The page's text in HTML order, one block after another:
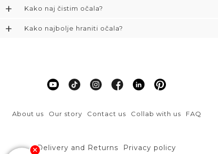
+ Kako naj čistim očala?
+ Kako najbolje hraniti očala?
About us Our story Contact us Collab with us FAQ
Delivery and Returns Privacy policy